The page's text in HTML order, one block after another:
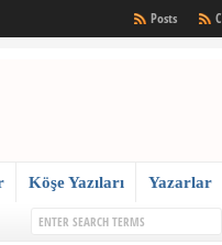
Posts
Köşe Yazıları Yazarlar